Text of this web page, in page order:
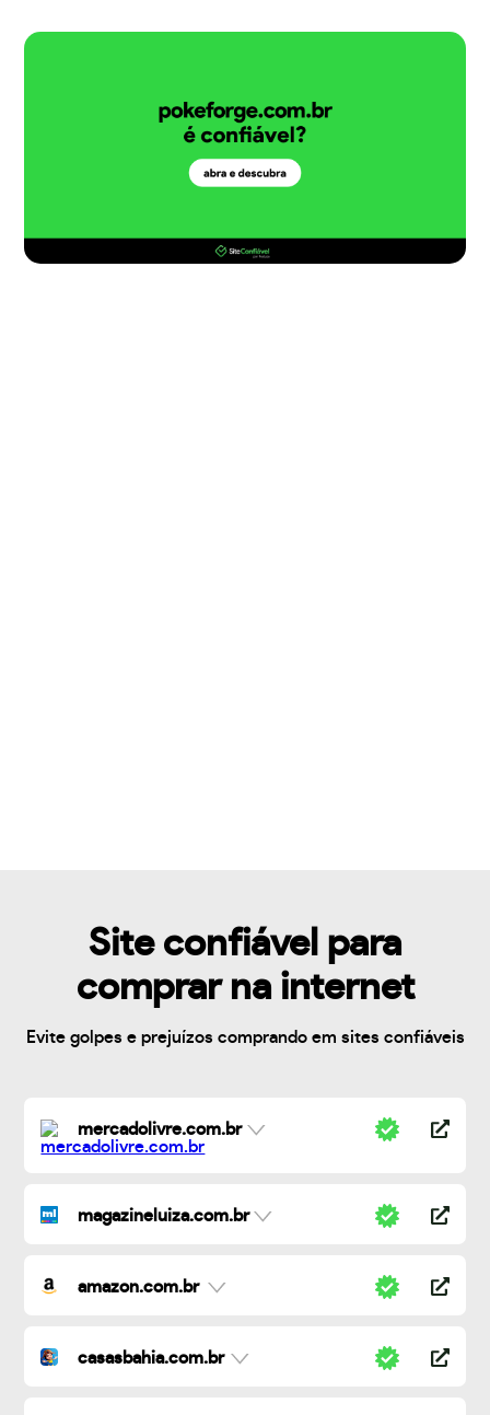
Site confiável para
comprar na internet
Evite golpes e prejuízos comprando em sites confiáveis
mercadolivre.com.br
magazineluiza.com.br
amazon.com.br
casasbahia.com.br